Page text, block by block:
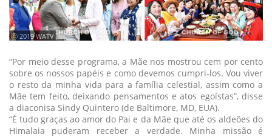
ⓒ 2019 WATV
“Por meio desse programa, a Mãe nos mostrou cem por cento
sobre os nossos papéis e como devemos cumpri-los. Vou viver
o resto da minha vida para a família celestial, assim como a
Mãe tem feito, deixando pensamentos e atos egoístas”, disse
a diaconisa Sindy Quintero (de Baltimore, MD, EUA).
“É tudo graças ao amor do Pai e da Mãe que até os aldeões do
Himalaia puderam receber a verdade. Minha missão é